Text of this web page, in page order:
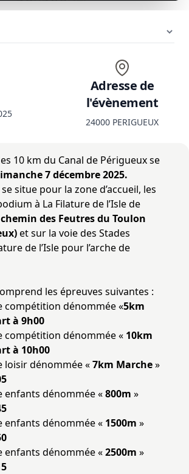
Adresse de
l'évènement
24000 PERIGUEUX
10 km du Canal de Périgueux se
7 décembre 2025.
situe pour la zone d’accueil, les
à La Filature de l’Isle de
des Feutres du Toulon
et sur la voie des Stades
de l’Isle pour l’arche de
les épreuves suivantes :
compétition dénommée «5km
à 9h00
compétition dénommée « 10km
à 10h00
loisir dénommée «7km Marche»
enfants dénommée «800m »
enfants dénommée « 1500m »
enfants dénommée «2500m »